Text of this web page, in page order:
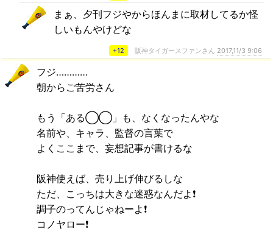
まぁ、夕刊フジやからほんまに取材してるか怪
しいもんやけどな
+12 阪神タイガースファンさん 2017,11/3 9:06
フジ…………
朝からご苦労さん
もう「ある◯◯」も、なくなったんやな
名前や、キャラ、監督の言葉で
よくここまで、妄想記事が書けるな
阪神使えば、売り上げ伸びるしな
ただ、こっちは大きな迷惑なんだよ❗
調子のってんじゃねーよ❗
コノヤロー❗